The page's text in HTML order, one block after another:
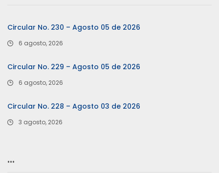
Circular No. 230 – Agosto 05 de 2026
6 agosto, 2026
Circular No. 229 – Agosto 05 de 2026
6 agosto, 2026
Circular No. 228 – Agosto 03 de 2026
3 agosto, 2026
…